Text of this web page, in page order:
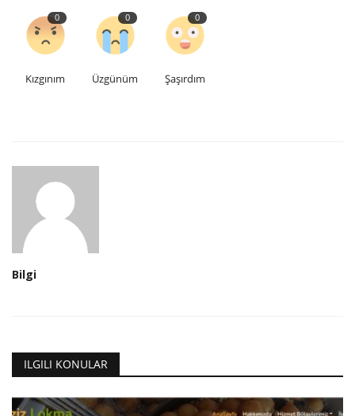
0
Kızgınım
0
Üzgünüm
0
Şaşırdım
Bilgi
ILGILI KONULAR